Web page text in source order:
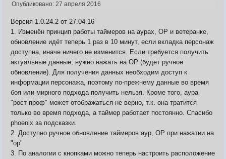
Опубликовано: 27 апреля 2016
Версия 1.0.24.2 от 27.04.16
1. Изменён принцип работы таймеров на аурах, ОР и ветеранке,
обновление идёт теперь 1 раз в 10 минут, если вкладка персонаж
доступна, иначе ничего не изменится. Если требуется получить
актуальные данные, нужно нажать на ОР (будет ручное
обновление). Для получения данных необходим доступ к
информации персонажа, поэтому по-прежнему данные во время
боя или мирного подхода получить нельзя. Кроме того, аура
"рост проф" может отображаться не верно, т.к. она тратится
только во время подхода, а таймер работает постоянно. Спасибо
phoenix за подсказки.
2. Доступно ручное обновление таймеров аур, ОР при нажатии на
"ор"
3. По аналогии с кнопками можно теперь настроить расположение